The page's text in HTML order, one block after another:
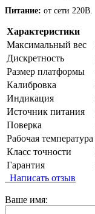
Питание: от сети 220В.
Характеристики
Максимальный вес
Дискретность
Размер платформы
Калибровка
Индикация
Источник питания
Поверка
Рабочая температура
Класс точности
Гарантия
Написать отзыв
Ваше имя: